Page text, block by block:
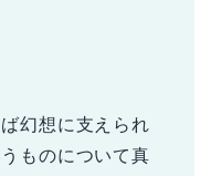
幻想に支えられ
ものについて真